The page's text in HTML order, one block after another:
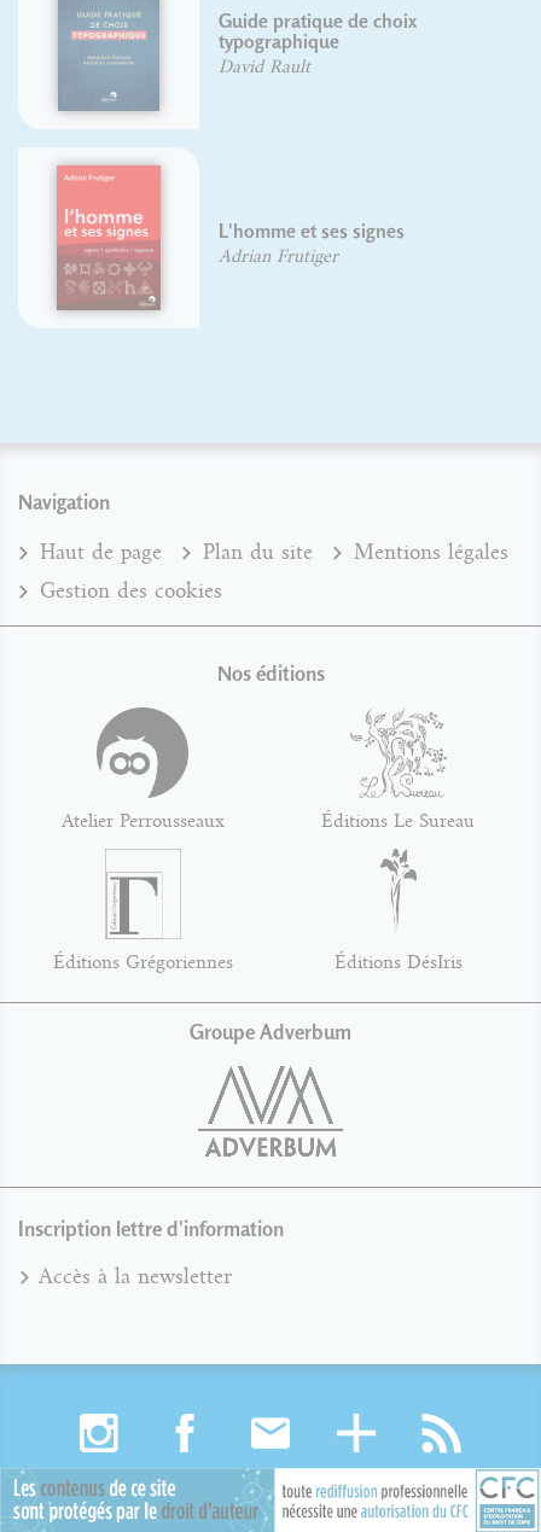
Morris Fuller Benton
Olivier Chariau
Le langage des images
Pierre Duplan
Navigation
Haut de page Plan du site
Mentions légales
Gestion des cookies
Nos éditions
Atelier Perrousseaux Éditions Le Sureau
Éditions Grégoriennes Éditions DésIris
Groupe Adverbum
Inscription lettre d'information
Accès à la newsletter